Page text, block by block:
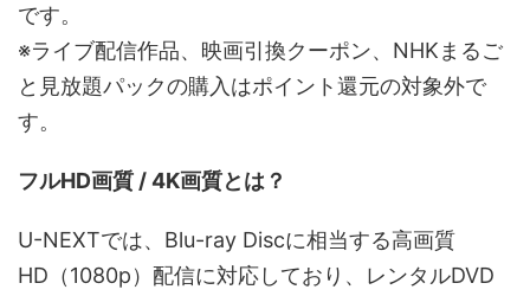
です。
※ライブ配信作品、映画引換クーポン、NHKまるご
と見放題パックの購入はポイント還元の対象外で
す。
フルHD画質 / 4K画質とは？
U-NEXTでは、Blu-ray Discに相当する高画質
HD（1080p）配信に対応しており、レンタルDVD